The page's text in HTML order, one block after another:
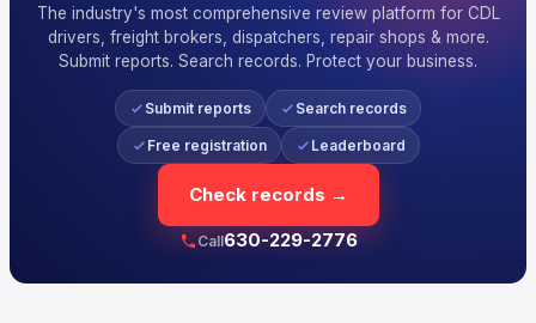
The industry's most comprehensive review platform for CDL
drivers, freight brokers, dispatchers, repair shops & more.
Submit reports. Search records. Protect your business.
Submit reports Search records
Free registration Leaderboard
Check records →
Call630-229-2776